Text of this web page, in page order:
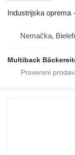
Industrijska oprema
Nemačka,
Multiback